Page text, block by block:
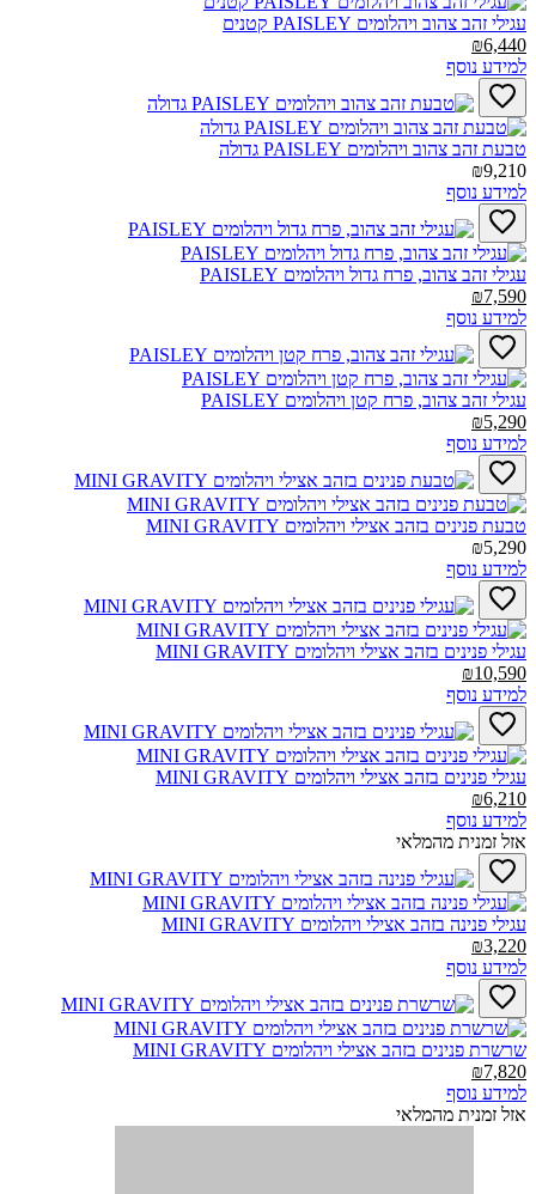
עגילי זהב צהוב ויהלומים PAISLEY קטנים‎
₪6,440
למידע נוסף
טבעת זהב צהוב ויהלומים PAISLEY גדולה‎
₪9,210
למידע נוסף
עגילי זהב צהוב, פרח גדול ויהלומים PAISLEY‎
₪7,590
למידע נוסף
עגילי זהב צהוב, פרח קטן ויהלומים PAISLEY‎
₪5,290
למידע נוסף
טבעת פנינים בזהב אצילי ויהלומים MINI GRAVITY‎
₪5,290
למידע נוסף
עגילי פנינים בזהב אצילי ויהלומים MINI GRAVITY‎
₪10,590
למידע נוסף
עגילי פנינים בזהב אצילי ויהלומים MINI GRAVITY‎
₪6,210
למידע נוסף
אזל זמנית מהמלאי
עגילי פנינה בזהב אצילי ויהלומים MINI GRAVITY‎
₪3,220
למידע נוסף
שרשרת פנינים בזהב אצילי ויהלומים MINI GRAVITY‎
₪7,820
למידע נוסף
אזל זמנית מהמלאי